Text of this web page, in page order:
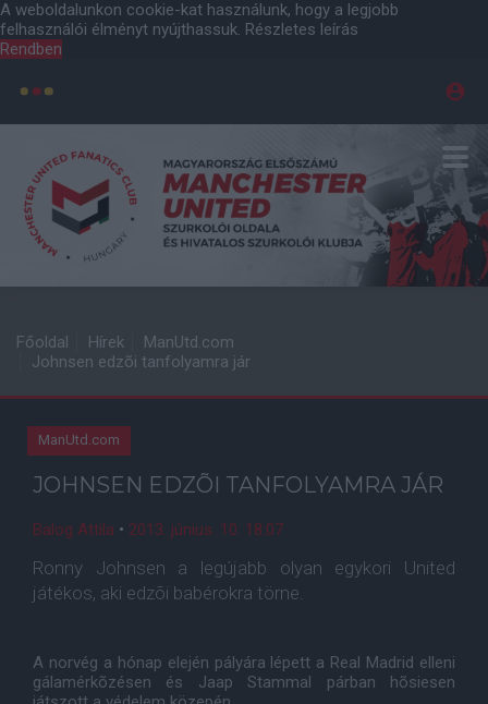
A weboldalunkon cookie-kat használunk, hogy a legjobb
felhasználói élményt nyújthassuk. Részletes leírás
Rendben
Főoldal Hírek
ManUtd.com
Johnsen edzõi tanfolyamra jár
ManUtd.com
JOHNSEN EDZÕI TANFOLYAMRA JÁR
Balog Attila • 2013. június. 10. 18:07
Ronny Johnsen a legújabb olyan egykori United
játékos, aki edzõi babérokra törne.
A norvég a hónap elején pályára lépett a Real Madrid elleni
gálamérkõzésen és Jaap Stammal párban hõsiesen